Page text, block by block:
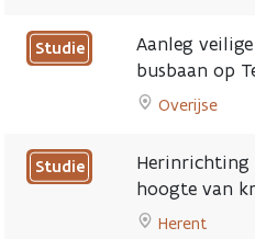
page
Asse
page
to
Aanleg
vrijliggende
fietspaden
en
page
Studie
Aanleg
busbaan op
Overijse
to
Aanleg
veilige
fietspaden
Studie
Herinrichting
hoogte van
Herent